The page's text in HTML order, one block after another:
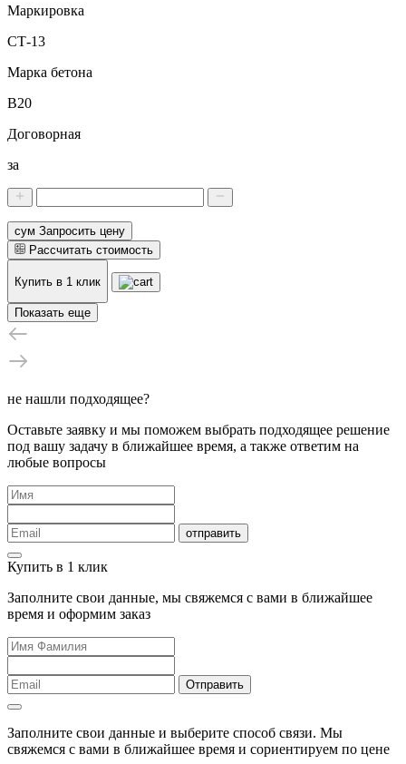
Маркировка
СТ-13
Марка бетона
В20
Договорная
за
сум Запросить цену
Рассчитать стоимость
Купить в 1 клик
Показать еще
не нашли подходящее?
Оставьте заявку и мы поможем выбрать подходящее решение
под вашу задачу в ближайшее время, а также ответим на
любые вопросы
отправить
Купить в 1 клик
Заполните свои данные, мы свяжемся с вами в ближайшее
время и оформим заказ
Отправить
Заполните свои данные и выберите способ связи. Мы
свяжемся с вами в ближайшее время и сориентируем по цене